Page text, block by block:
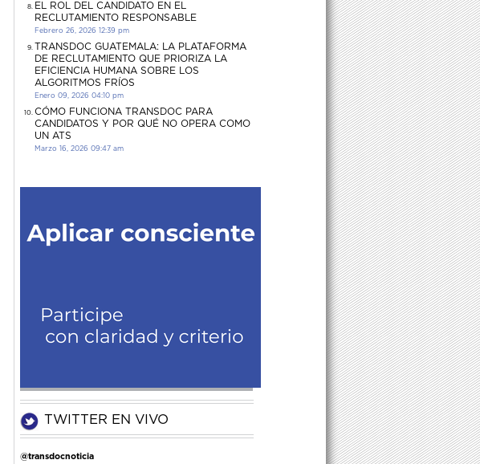
EL ROL DEL CANDIDATO EN EL
RECLUTAMIENTO RESPONSABLE
Febrero 26, 2026 12:39 pm
TRANSDOC GUATEMALA: LA PLATAFORMA
DE RECLUTAMIENTO QUE PRIORIZA LA
EFICIENCIA HUMANA SOBRE LOS
ALGORITMOS FRÍOS
Enero 09, 2026 04:10 pm
CÓMO FUNCIONA TRANSDOC PARA
CANDIDATOS Y POR QUÉ NO OPERA COMO
UN ATS
Marzo 16, 2026 09:47 am
TWITTER EN VIVO
@transdocnoticia